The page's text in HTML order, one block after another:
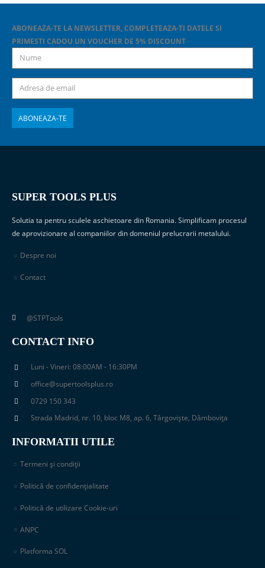
ABONEAZA-TE LA NEWSLETTER, COMPLETEAZA-TI DATELE SI
PRIMESTI CADOU UN VOUCHER DE 5% DISCOUNT
SUPER TOOLS PLUS
Solutia ta pentru sculele aschietoare din Romania. Simplificam procesul
de aprovizionare al companiilor din domeniul prelucrarii metalului.
Despre noi
Contact
@STPTools
CONTACT INFO
Luni - Vineri: 08:00AM - 16:30PM
office@supertoolsplus.ro
0729 150 343
Strada Madrid, nr. 10, bloc M8, ap. 6, Târgoviște, Dâmbovița
INFORMATII UTILE
Termeni și condiții
Politică de confidențialitate
Politică de utilizare Cookie-uri
ANPC
Platforma SOL